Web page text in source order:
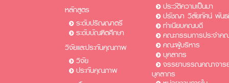
หลักสูตร
ระดับปริญญาตรี
ระดับบัณฑิตศึกษา
วิจัยและประกันคุณภาพ
วิจัย
ประกันคุณภาพ
ประวัติความเป็นมา
ปรัชญา วิสัยทัศน์ พัน
ทำเนียบคณบดี
คณะกรรมการประจำค
คณะผู้บริหาร
บุคลากร
จรรยาบรรณคณาจารย์
บุคลากร